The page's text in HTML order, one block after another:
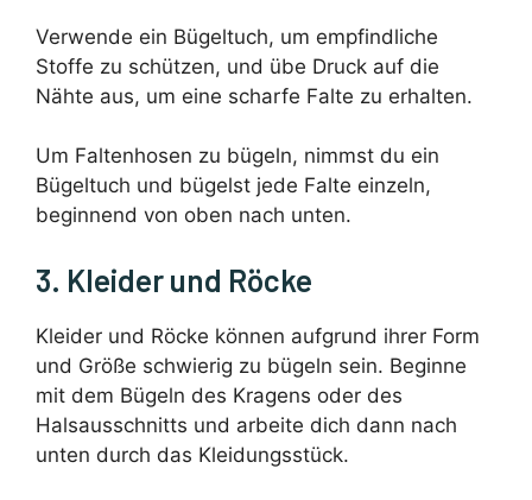
Verwende ein Bügeltuch, um empfindliche
Stoffe zu schützen, und übe Druck auf die
Nähte aus, um eine scharfe Falte zu erhalten.
Um Faltenhosen zu bügeln, nimmst du ein
Bügeltuch und bügelst jede Falte einzeln,
beginnend von oben nach unten.
3. Kleider und Röcke
Kleider und Röcke können aufgrund ihrer Form
und Größe schwierig zu bügeln sein. Beginne
mit dem Bügeln des Kragens oder des
Halsausschnitts und arbeite dich dann nach
unten durch das Kleidungsstück.